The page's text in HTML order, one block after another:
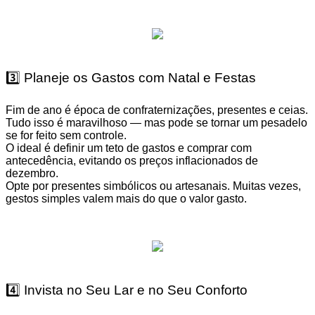
3️⃣ Planeje os Gastos com Natal e Festas
Fim de ano é época de confraternizações, presentes e ceias.
Tudo isso é maravilhoso — mas pode se tornar um pesadelo
se for feito sem controle.
O ideal é definir um teto de gastos e comprar com
antecedência, evitando os preços inflacionados de
dezembro.
Opte por presentes simbólicos ou artesanais. Muitas vezes,
gestos simples valem mais do que o valor gasto.
4️⃣ Invista no Seu Lar e no Seu Conforto